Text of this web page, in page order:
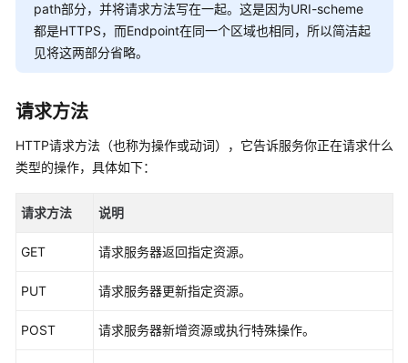
返
回
结
API
权
授
录
path部分，并将请求方法写在一起。这是因为URI-scheme
都是HTTPS，而Endpoint在同一个区域也相同，所以简洁起
见将这两部分省略。
请求方法
HTTP请求方法（也称为操作或动词），它告诉服务你正在请求什么
类型的操作，具体如下：
请求方法 说明
GET 请求服务器返回指定资源。
PUT 请求服务器更新指定资源。
POST 请求服务器新增资源或执行特殊操作。